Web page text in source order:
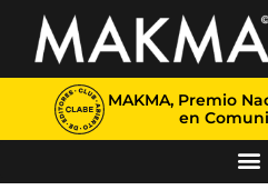
MAKMA, Premio
en